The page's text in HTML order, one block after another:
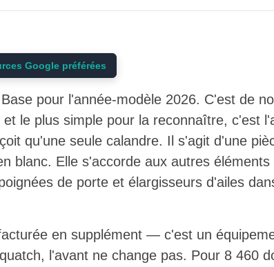
Google préférées
pour l'année-modèle 2026. C'est de
le plus simple pour la reconnaître, c'est
qu'une seule calandre. Il s'agit d'une
blanc. Elle s'accorde aux autres
de porte et élargisseurs d'ailes
en supplément — c'est un
l'avant ne change pas. Pour 8 460